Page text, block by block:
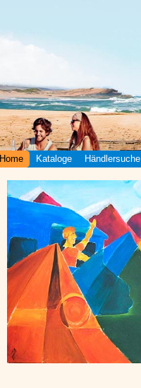
Home Kataloge Händlersuche